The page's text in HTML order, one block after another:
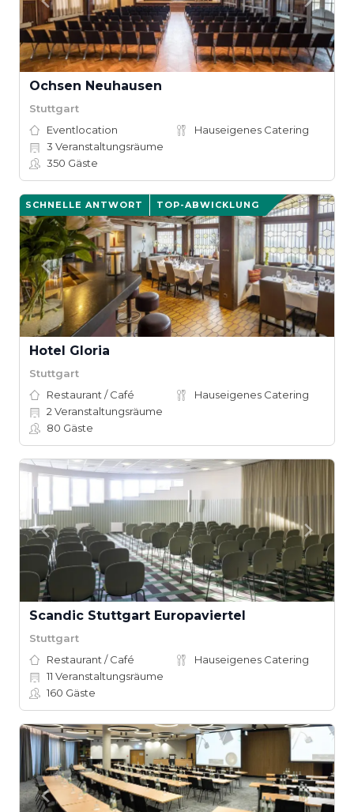
Ochsen Neuhausen
Stuttgart
Eventlocation
Hauseigenes Catering
3 Veranstaltungsräume
350 Gäste
SCHNELLE ANTWORT TOP-ABWICKLUNG
Hotel Gloria
Stuttgart
Restaurant / Café
Hauseigenes Catering
2 Veranstaltungsräume
80 Gäste
Scandic Stuttgart Europaviertel
Stuttgart
Restaurant / Café
Hauseigenes Catering
11 Veranstaltungsräume
160 Gäste